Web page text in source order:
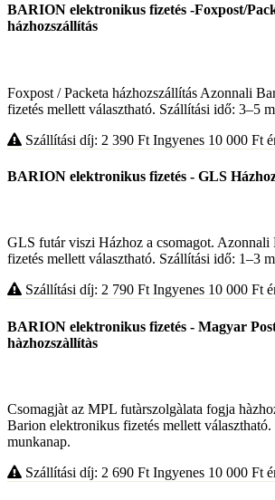
BARION elektronikus fizetés -Foxpost/
házhozszállítás
Foxpost / Packeta házhozszállítás Azonnali
fizetés mellett választható. Szállítási idő: 3–5
Szállítási díj: 2 390 Ft Ingyenes 10 000 Ft
BARION elektronikus fizetés - GLS
GLS futár viszi Házhoz a csomagot.
fizetés mellett választható. Szállítási idő: 1–3
Szállítási díj: 2 790 Ft Ingyenes 10 000 Ft
BARION elektronikus fizetés - Magyar
hàzhozszàllítàs
Csomagjàt az MPL futàrszolgàlata fogja
Barion elektronikus fizetés mellett
munkanap.
Szállítási díj: 2 690 Ft Ingyenes 10 000 Ft